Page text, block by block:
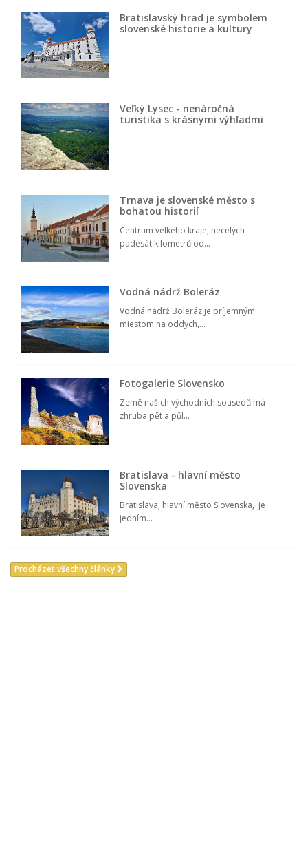
Bratislavský hrad je symbolem
slovenské historie a kultury
Veľký Lysec - nenáročná
turistika s krásnymi výhľadmi
Trnava je slovenské město s
bohatou historií
Centrum velkého kraje, necelých
padesát kilometrů od...
Vodná nádrž Boleráz
Vodná nádrž Boleráz je príjemným
miestom na oddych,...
Fotogalerie Slovensko
Země našich východních sousedů má
zhruba pět a půl...
Bratislava - hlavní město
Slovenska
Bratislava, hlavní město Slovenska, je
jedním...
Procházet všechny články